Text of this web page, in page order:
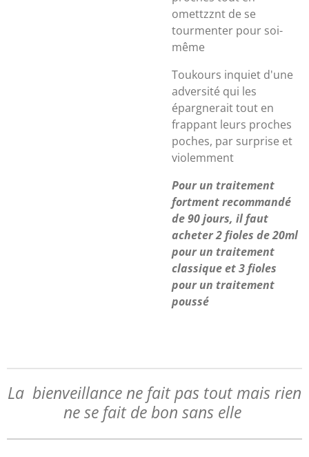
omettzznt de se
tourmenter pour soi-
même
Toukours inquiet d'une
adversité qui les
épargnerait tout en
frappant leurs proches
poches, par surprise et
violemment
Pour un traitement
fortment recommandé
de 90 jours, il faut
acheter 2 fioles de 20ml
pour un traitement
classique et 3 fioles
pour un traitement
poussé
La bienveillance ne fait pas tout mais rien
ne se fait de bon sans elle